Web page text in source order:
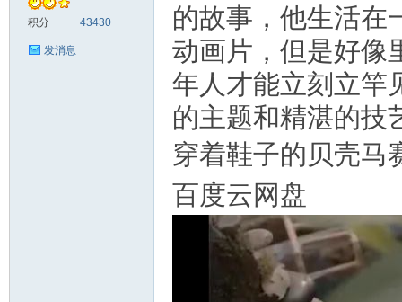
积分 43430
发消息
的故事，他生活在
动画片，但是好像
年人才能立刻立竿
的主题和精湛的技
穿着鞋子的贝壳马
百度云网盘